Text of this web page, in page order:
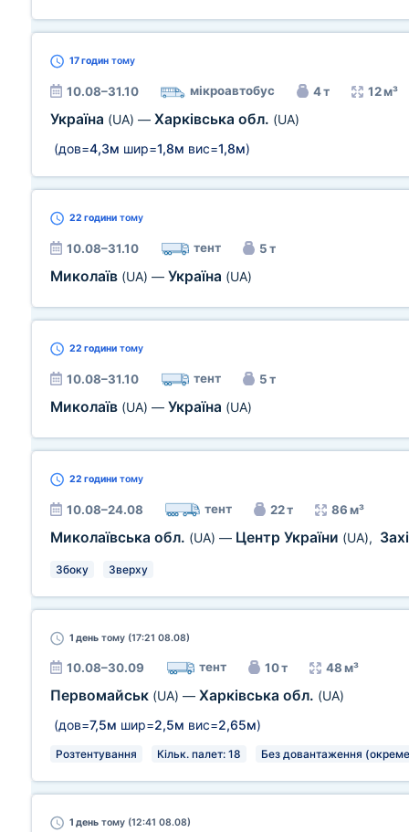
17 годин тому
10.08–31.10 мікроавтобус 4 т 12 м³
Україна (UA) — Харківська обл. (UA)
(дов=4,3м шир=1,8м вис=1,8м)
22 години тому
10.08–31.10 тент 5 т
Миколаїв (UA) — Україна (UA)
22 години тому
10.08–31.10 тент 5 т
Миколаїв (UA) — Україна (UA)
22 години тому
10.08–24.08 тент 22 т 86 м³
Миколаївська обл. (UA) — Центр України (UA),
Збоку Зверху
1 день тому (17:21 08.08)
10.08–30.09 тент 10 т 48 м³
Первомайськ (UA) — Харківська обл. (UA)
(дов=7,5м шир=2,5м вис=2,65м)
Розтентування Кільк. палет: 18 Без довантаження
1 день тому (12:41 08.08)